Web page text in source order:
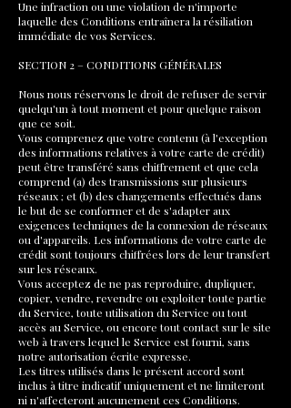
Une infraction ou une violation de n'importe
laquelle des Conditions entraînera la résiliation
immédiate de vos Services.
SECTION 2 – CONDITIONS GÉNÉRALES
Nous nous réservons le droit de refuser de servir
quelqu'un à tout moment et pour quelque raison
que ce soit.
Vous comprenez que votre contenu (à l'exception
des informations relatives à votre carte de crédit)
peut être transféré sans chiffrement et que cela
comprend (a) des transmissions sur plusieurs
réseaux ; et (b) des changements effectués dans
le but de se conformer et de s'adapter aux
exigences techniques de la connexion de réseaux
ou d'appareils. Les informations de votre carte de
crédit sont toujours chiffrées lors de leur transfert
sur les réseaux.
Vous acceptez de ne pas reproduire, dupliquer,
copier, vendre, revendre ou exploiter toute partie
du Service, toute utilisation du Service ou tout
accès au Service, ou encore tout contact sur le site
web à travers lequel le Service est fourni, sans
notre autorisation écrite expresse.
Les titres utilisés dans le présent accord sont
inclus à titre indicatif uniquement et ne limiteront
ni n'affecteront aucunement ces Conditions.